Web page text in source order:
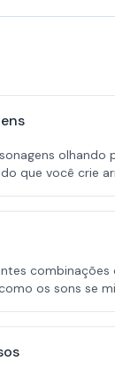
olhando
que você crie
combinações
os sons se